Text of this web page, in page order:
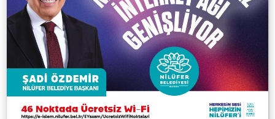
sürdürülebilir bir model olarak ön plana çıktı.
ÇAĞDAŞ, KATILIMCI VE ÜRETKEN
Yıl boyu süren sanatsal faaliyetleri değerlendiren
Nilüfer Belediye Başkanı Şadi Özdemir, 2026
hedeflerini şu sözlerle aktardı: “Nilüfer’i Türkiye’de
çağdaş, katılımcı ve üretken tiyatro çalışmalarının en